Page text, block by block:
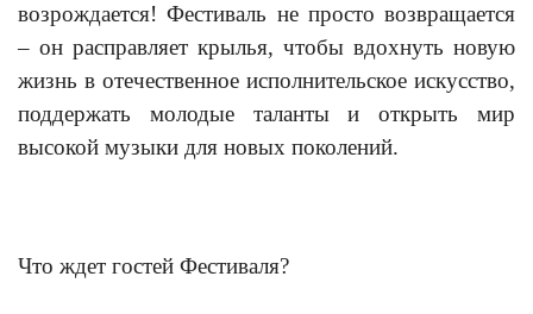
возрождается! Фестиваль не просто возвращается
– он расправляет крылья, чтобы вдохнуть новую
жизнь в отечественное исполнительское искусство,
поддержать молодые таланты и открыть мир
высокой музыки для новых поколений.
Что ждет гостей Фестиваля?